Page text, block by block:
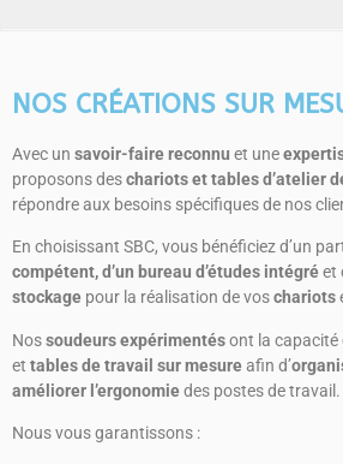
NOS CRÉATIONS SUR
Avec un savoir-faire reconnu et une
proposons deschariots et tables d’atelier
répondre aux besoins spécifiques de nos
En choisissant SBC, vous bénéficiez d’un
compétent, d’un bureau d’études intégréet
stockage pour la réalisation de voschariots
Nossoudeurs expérimentésont la capacité
et tables de travail sur mesureafin d’
améliorer l’ergonomiedes postes de travail.
Nous vous garantissons :